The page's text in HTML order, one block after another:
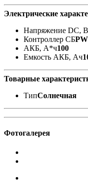
Электрические
Напряжение DC, В
Контроллер СБ
АКБ, А*ч100
Емкость АКБ, Ач
Товарные
ТипСолнечная
Фотогалерея